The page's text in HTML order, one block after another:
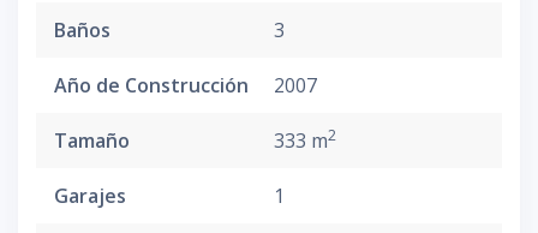
Baños 3
Año de Construcción 2007
Tamaño 333 m2
Garajes 1